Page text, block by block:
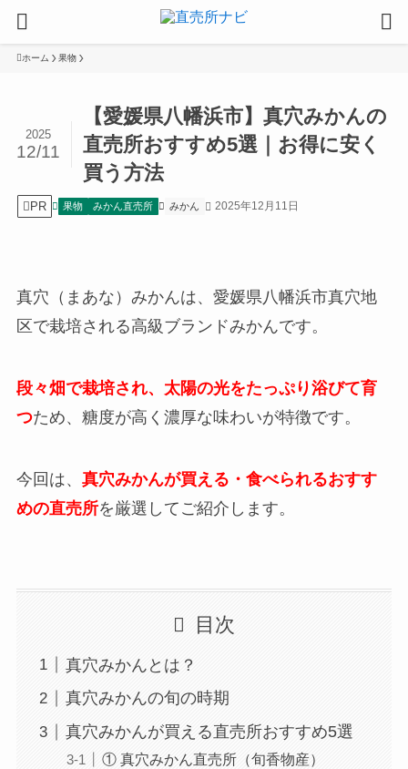
ホーム 果物
【愛媛県八幡浜市】真穴みかんの
直売所おすすめ5選｜お得に安く
買う方法
2025
12/11
PR 果物 みかん直売所 みかん 2025年12月11日
真穴（まあな）みかんは、愛媛県八幡浜市真穴地
区で栽培される高級ブランドみかんです。
段々畑で栽培され、太陽の光をたっぷり浴びて育
つため、糖度が高く濃厚な味わいが特徴です。
今回は、 真穴みかんが買える・食べられるおすす
めの直売所を厳選してご紹介します。
目次
真穴みかんとは？
真穴みかんの旬の時期
真穴みかんが買える直売所おすすめ5選
① 真穴みかん直売所（旬香物産）